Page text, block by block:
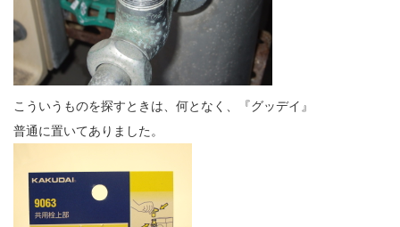
こういうものを探すときは、何となく、『グッデイ』
普通に置いてありました。